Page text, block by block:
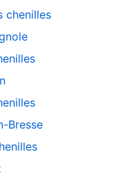
chenilles
Bresse